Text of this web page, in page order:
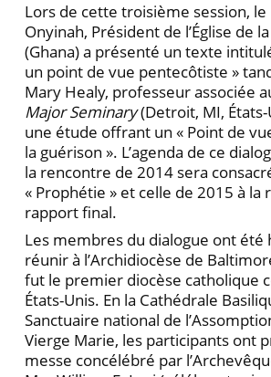
Lors de cette troisième session, le
Onyinah, Président de l’Église de
(Ghana) a présenté un texte
un point de vue pentecôtiste »
Mary Healy, professeur associée
Major Seminary(Detroit, MI,
une étude offrant un « Point de
la guérison ». L’agenda de ce
la rencontre de 2014 sera
« Prophétie » et celle de 2015 à la
rap­port final.
Les membres du dialogue ont été
réunir à l’Archidiocèse de
fut le premier diocèse catholique
États-Unis. En la Cathédrale
Sanctuaire national de
Vierge Marie, les participants ont
messe concélébré par